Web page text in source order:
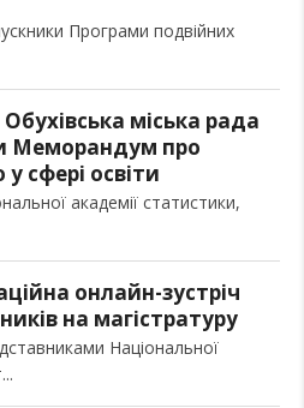
Програми подвійних
міська рада
Меморандум про
сфері освіти
академії статистики,
онлайн-зустріч
на магістратуру
Національної